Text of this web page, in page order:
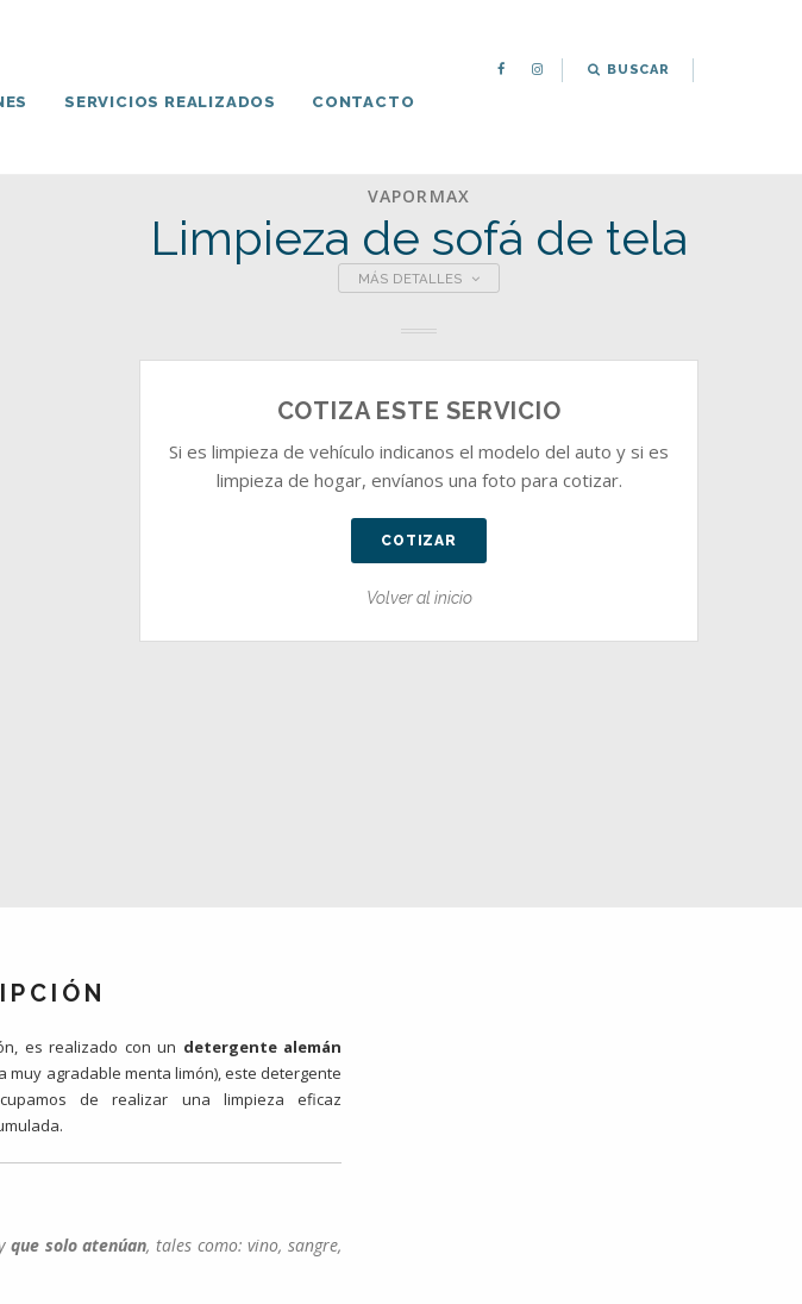
BUSCAR
SERVICIOS REALIZADOS CONTACTO
VAPORMAX
Limpieza de sofá de tela
MÁS DETALLES
COTIZA ESTE SERVICIO
Si es limpieza de vehículo indicanos el modelo del auto y si es
limpieza de hogar, envíanos una foto para cotizar.
COTIZAR
Volver al inicio
es realizado con un detergente alemán
muy agradable menta limón), este detergente
de realizar una limpieza eficaz
que solo atenúan, tales como: vino, sangre,